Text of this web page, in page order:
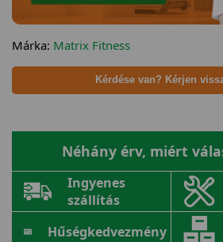
Márka: Matrix Fitness
Kérdése van? Kérjen
Néhány érv, miért
Ingyenes
szállítás
Hűségkedvezmény